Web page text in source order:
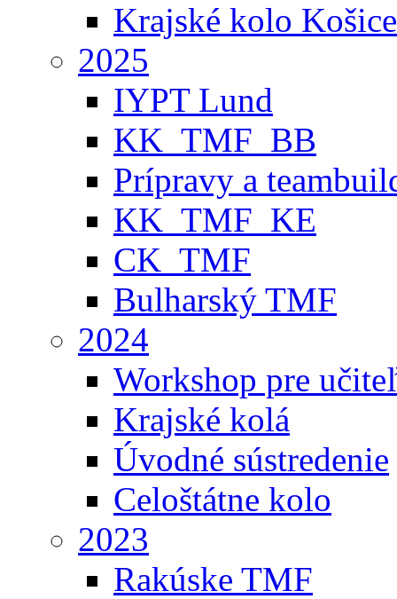
Krajské kolo Košice
2025
IYPT Lund
KK_TMF_BB
Prípravy a
KK_TMF_KE
CK_TMF
Bulharský TMF
2024
Workshop pre
Krajské kolá
Úvodné sústredenie
Celoštátne kolo
2023
Rakúske TMF